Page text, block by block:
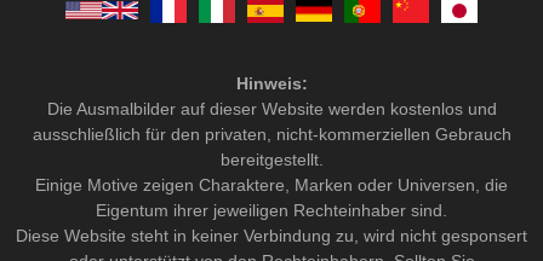
Hinweis:
Die Ausmalbilder auf dieser Website werden kostenlos und
ausschließlich für den privaten, nicht-kommerziellen Gebrauch
bereitgestellt.
Einige Motive zeigen Charaktere, Marken oder Universen, die
Eigentum ihrer jeweiligen Rechteinhaber sind.
Diese Website steht in keiner Verbindung zu, wird nicht gesponsert